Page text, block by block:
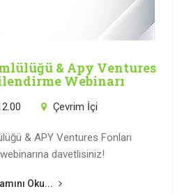
& Apy Ventures
Webinarı
Çevrim İçi
& APY Ventures Fonları
davetlisiniz!
Oku...